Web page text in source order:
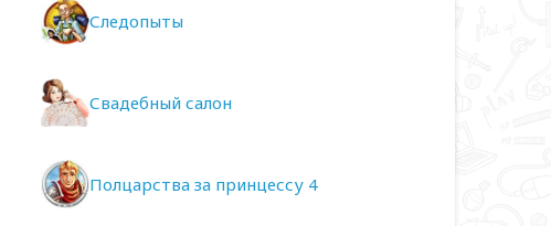
Следопыты
Свадебный салон
Полцарства за принцессу 4